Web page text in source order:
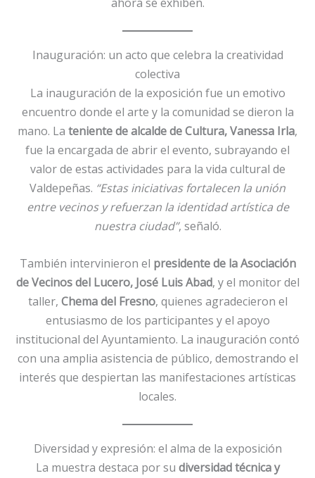
Inauguración: un acto que celebra la creatividad
colectiva
La inauguración de la exposición fue un emotivo
encuentro donde el arte y la comunidad se dieron la
mano. La teniente de alcalde de Cultura, Vanessa Irla,
fue la encargada de abrir el evento, subrayando el
valor de estas actividades para la vida cultural de
Valdepeñas. “Estas iniciativas fortalecen la unión
entre vecinos y refuerzan la identidad artística de
nuestra ciudad”, señaló.
También intervinieron el presidente de la Asociación
de Vecinos del Lucero, José Luis Abad, y el monitor del
taller, Chema del Fresno, quienes agradecieron el
entusiasmo de los participantes y el apoyo
institucional del Ayuntamiento. La inauguración contó
con una amplia asistencia de público, demostrando el
interés que despiertan las manifestaciones artísticas
locales.
Diversidad y expresión: el alma de la exposición
La muestra destaca por su diversidad técnica y